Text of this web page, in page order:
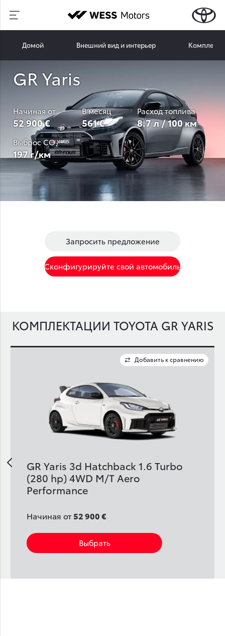
Домой Внешний вид и интерьер
GR Yaris
Начиная от
52 900 €
В месяц
561 €
Расход топлива
8.7 л / 100 км
Выброс CO₂
197 г/км
Запросить предложение
Сконфигурируйте свой автомобиль
КОМПЛЕКТАЦИИ TOYOTA GR YARIS
GR Yaris 3d Hatchback 1.6 Turbo
(280 hp) 4WD M/T Aero
Performance
Начиная от52 900 €
Выбрать
Добавить к сравнению